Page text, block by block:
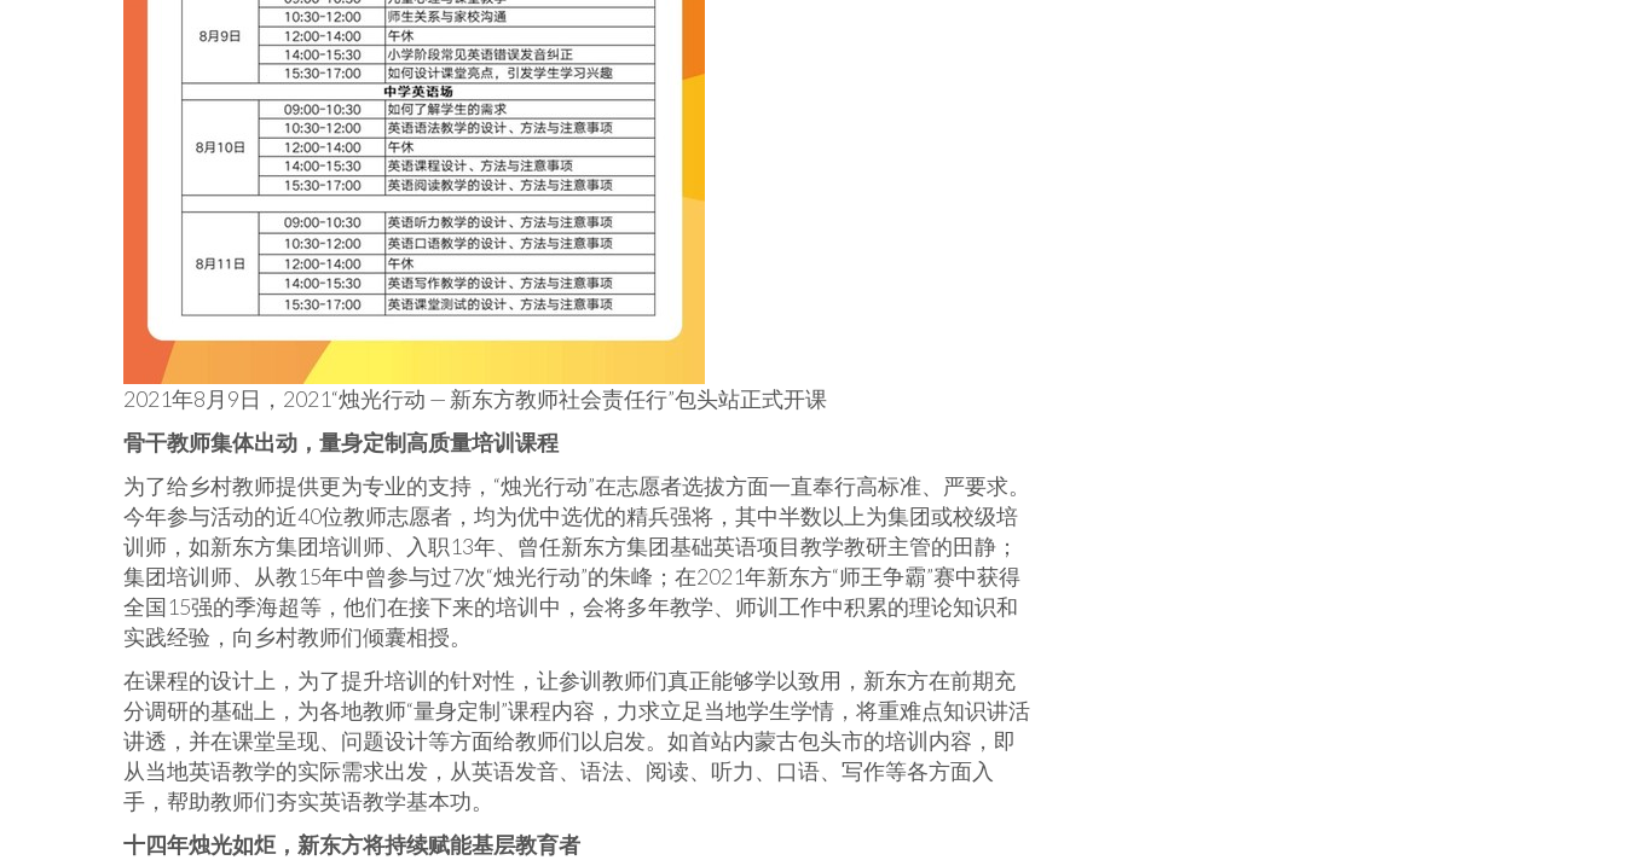
2021年8月9日，2021“烛光行动 — 新东方教师社会责任行”包头站正式开课
骨干教师集体出动，量身定制高质量培训课程
为了给乡村教师提供更为专业的支持，“烛光行动”在志愿者选拔方面一直奉行高标准、严要求。
今年参与活动的近40位教师志愿者，均为优中选优的精兵强将，其中半数以上为集团或校级培
训师，如新东方集团培训师、入职13年、曾任新东方集团基础英语项目教学教研主管的田静；
集团培训师、从教15年中曾参与过7次“烛光行动”的朱峰；在2021年新东方“师王争霸”赛中获得
全国15强的季海超等，他们在接下来的培训中，会将多年教学、师训工作中积累的理论知识和
实践经验，向乡村教师们倾囊相授。
在课程的设计上，为了提升培训的针对性，让参训教师们真正能够学以致用，新东方在前期充
分调研的基础上，为各地教师“量身定制”课程内容，力求立足当地学生学情，将重难点知识讲活
讲透，并在课堂呈现、问题设计等方面给教师们以启发。如首站内蒙古包头市的培训内容，即
从当地英语教学的实际需求出发，从英语发音、语法、阅读、听力、口语、写作等各方面入
手，帮助教师们夯实英语教学基本功。
十四年烛光如炬，新东方将持续赋能基层教育者